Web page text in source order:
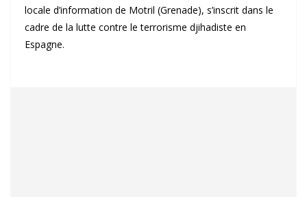
locale d’information de Motril (Grenade), s’inscrit dans le
cadre de la lutte contre le terrorisme djihadiste en
Espagne.